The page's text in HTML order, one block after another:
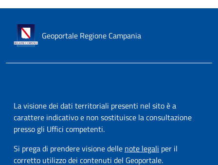
Geoportale Regione Campania
La visione dei dati territoriali presenti nel sito è a
carattere indicativo e non sostituisce la consultazione
presso gli Uffici competenti.
Si prega di prendere visione delle note legali per il
corretto utilizzo dei contenuti del Geoportale.